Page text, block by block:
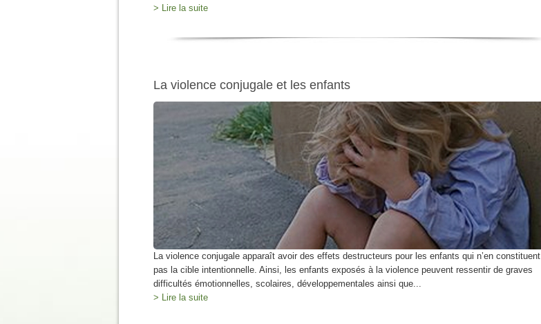
> Lire la suite
La violence conjugale et les enfants
La violence conjugale apparaît avoir des effets destructeurs pour les enfants qui n’en constituent
pas la cible intentionnelle. Ainsi, les enfants exposés à la violence peuvent ressentir de graves
difficultés émotionnelles, scolaires, développementales ainsi que...
> Lire la suite